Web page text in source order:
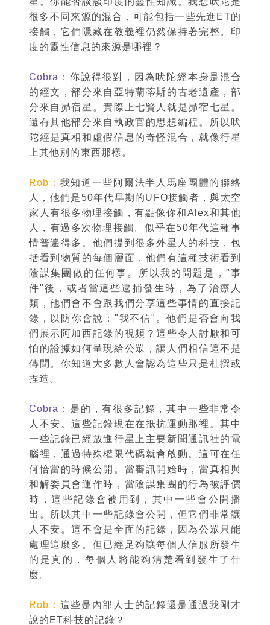
很多不同來源的混合，可能包括一些先進ET的
接觸，它們隱藏在教義裡仍然保持著完整。印
度的靈性信息的來源是哪裡？
Cobra：你說得很對，因為吠陀經本身是混合
的經文，部分來自亞特蘭蒂斯的古老遺產，部
分來自昴宿星。實際上七賢人就是昴宿七星。
還有其他部分來自執政官的思想編程。所以吠
陀經是真相和虛假信息的奇怪混合，就像行星
上其他別的東西那樣。
Rob： 我知道一些阿爾法半人馬座團體的聯絡
人，他們是50年代早期的UFO接觸者，與太空
家人有很多物理接觸，有點像你和Alex和其他
人，有過多次物理接觸。似乎在50年代這種事
情普遍得多。他們提到很多外星人的科技，包
括看到物質的每個層面，他們有這種技術看到
陰謀集團做的任何事。所以我的問題是，"事
件"後，或者當這些逮捕發生時，為了治療人
類，他們會不會跟我們分享這些事情的直接記
錄，以防你會說："我不信"。他們是否會向我
們展示阿加西記錄的視頻？這些令人討厭和可
怕的證據如何呈現給公眾，讓人們相信這不是
傳聞。你知道大多數人會認為這些只是杜撰或
捏造。
Cobra： 是的，有很多記錄，其中一些非常令
人不安。這些記錄現在在抵抗運動那裡。其中
一些記錄已經放進行星上主要新聞通訊社的電
腦裡，通過特殊權限代碼就會啟動。這可在任
何恰當的時候公開。當審訊開始時，當真相與
和解委員會運作時，當陰謀集團的行為被評價
時，這些記錄會被用到，其中一些會公開播
出。所以其中一些記錄會公開，但它們非常讓
人不安。這不會是全面的記錄，因為公眾只能
處理這麼多。但已經足夠讓每個人信服所發生
的是真的，每個人將能夠清楚看到發生了什
麼。
Rob： 這些是內部人士的記錄還是通過我剛才
說的ET科技的記錄？